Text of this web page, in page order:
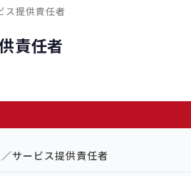
ス提供責任者
責任者
サービス提供責任者